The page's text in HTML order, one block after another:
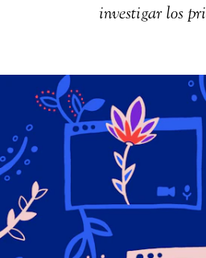
investigar los